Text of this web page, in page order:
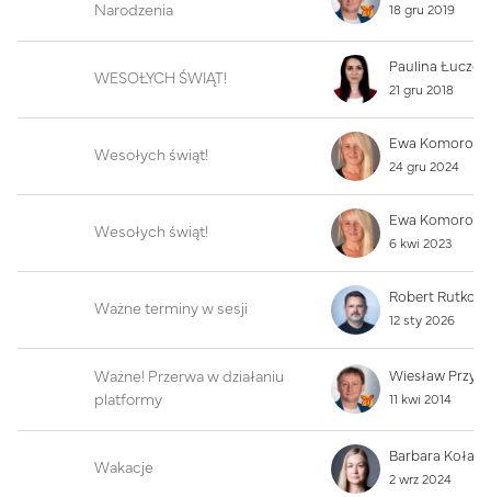
Narodzenia 18 gru 2019
WESOŁYCH ŚWIĄT!
21 gru 2018
Wesołych świąt!
24 gru 2024
Wesołych świąt!
6 kwi 2023
Ważne terminy w sesji
12 sty 2026
Ważne! Przerwa w działaniu
platformy
Wiesław
11 kwi 2014
Wakacje
2 wrz 2024